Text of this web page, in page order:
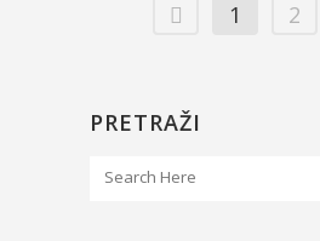
1 2
PRETRAŽI